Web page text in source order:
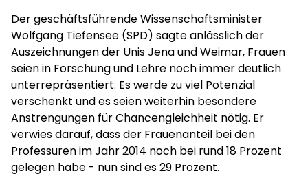
Der geschäftsführende Wissenschaftsminister
Wolfgang Tiefensee (SPD) sagte anlässlich der
Auszeichnungen der Unis Jena und Weimar, Frauen
seien in Forschung und Lehre noch immer deutlich
unterrepräsentiert. Es werde zu viel Potenzial
verschenkt und es seien weiterhin besondere
Anstrengungen für Chancengleichheit nötig. Er
verwies darauf, dass der Frauenanteil bei den
Professuren im Jahr 2014 noch bei rund 18 Prozent
gelegen habe - nun sind es 29 Prozent.